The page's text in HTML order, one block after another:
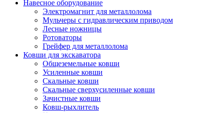
Навесное оборудование
Электромагнит для металлолома
Мульчеры с гидравлическим приводом
Лесные ножницы
Ротоваторы
Грейфер для металлолома
Ковши для экскаватора
Общеземельные ковши
Усиленные ковши
Скальные ковши
Скальные сверхусиленные ковши
Зачистные ковши
Ковш-рыхлитель